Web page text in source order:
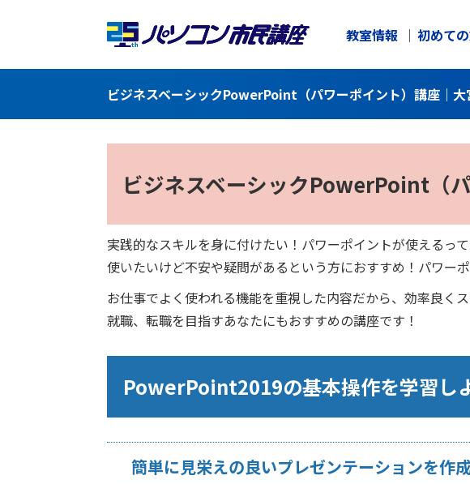
教室情報 初めて
ビジネスベーシックPowerPoint（パワーポイント）講座｜
ビジネスベーシックPowerPoint（パ
実践的なスキルを身に付けたい！パワーポイントが使えるっ
使いたいけど不安や疑問があるという方におすすめ！パワー
お仕事でよく使われる機能を重視した内容だから、効率良くス
就職、転職を目指すあなたにもおすすめの講座です！
PowerPoint2019の基本操作を学習し
簡単に見栄えの良いプレゼンテーションを作